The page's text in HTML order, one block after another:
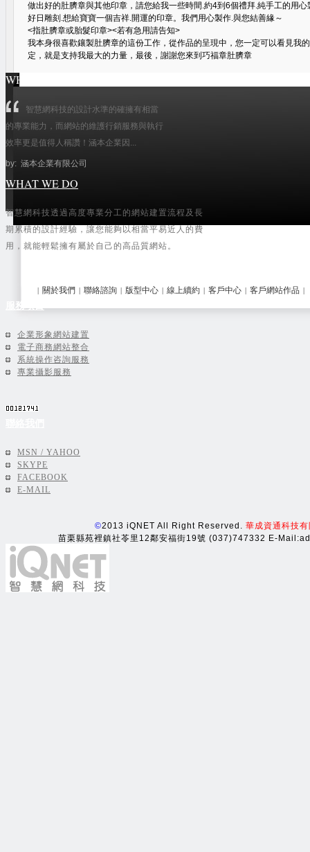
做出好的肚臍章與其他印章，請您給我一些時間.約4到6個禮拜.純手工的用
好日雕刻.想給寶寶一個吉祥.開運的印章。我們用心製作.與您結善緣～
<指肚臍章或胎髮印章><若有急用請告知>
我本身很喜歡鑲製肚臍章的這份工作，從作品的呈現中，您一定可以看見我
定，就是支持我最大的力量，最後，謝謝您來到巧福章肚臍章
公司形象類
線上購物類(21)
WHAT THEY SAY
智慧網科技的設計水準的確擁有相當
的專業能力，而網站的維護行銷服務與執行
效率更是值得人稱讚！涵本企業因...
by: 涵本企業有限公司
WHAT WE DO
智慧網科技透過高度專業分工的網站建置流程及長
期累積的設計經驗，讓您能夠以相當平易近人的費
用，就能輕鬆擁有屬於自己的高品質網站。
| 關於我們 | 聯絡諮詢 | 版型中心 | 線上續約 | 客戶中心 | 客戶網站作品 |
服務項目
企業形象網站建置
電子商務網站整合
系統操作咨詢服務
專業攝影服務
MSN / YAHOO
SKYPE
FACEBOOK
E-MAIL
©2013 iQNET All Right Reserved. 華成資通科技
苗栗縣苑裡鎮社苓里12鄰安福街19號 (037)747332 E-